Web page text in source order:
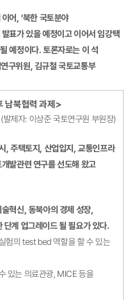
어, ‘북한 국토분야
표가 있을 예정이고 이어서 임강택
예정이다. 토론자로는 이 석
구위원, 김규철 국토교통부
남북협력 과제>
(발제자: 이상준 국토연구원 부원장)
, 주택토지, 산업입지, 교통인프라
발관련 연구를 선도해 왔고
혁신, 동북아의 경제 성장,
단계 업그레이드 될 필요가 있다.
험의 test bed 역할을 할 수 있는
있는 의료관광, MICE 등을